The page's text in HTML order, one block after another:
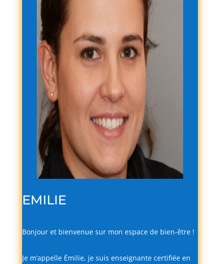
EMILIE
Bonjour et bienvenue sur mon espace de bien-être !
Je m’appelle Émilie, je suis enseignante certifiée en